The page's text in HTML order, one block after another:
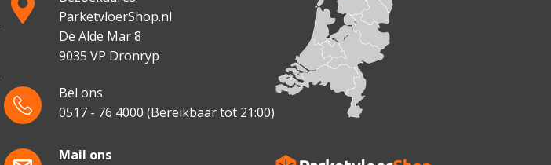
ParketvloerShop.nl
De Alde Mar 8
9035 VP Dronryp
Bel ons
0517 - 76 4000 (Bereikbaar tot 21:00)
Mail ons